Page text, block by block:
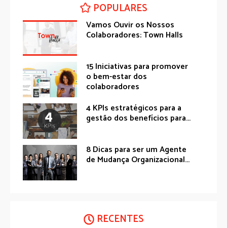
POPULARES
Vamos Ouvir os Nossos
Colaboradores: Town Halls
15 Iniciativas para promover
o bem-estar dos
colaboradores
4 KPIs estratégicos para a
gestão dos benefícios para...
8 Dicas para ser um Agente
de Mudança Organizacional...
RECENTES